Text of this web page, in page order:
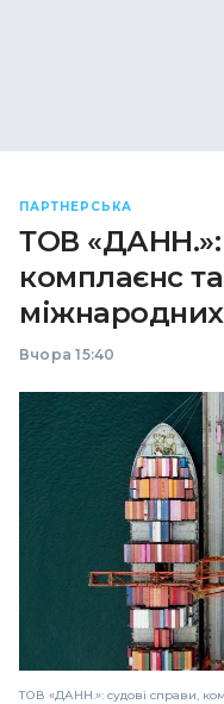
ПАРТНЕРСЬКА
ТОВ «ДАНН.»:
комплаєнс
Вчора 15:40
ТОВ «ДАНН.»: судові справи,